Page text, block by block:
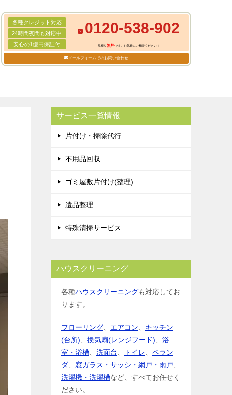
各種クレジット対応
24時間夜間も対応中
安心の1億円保証付
0120-538-902
見積り無料です。お気軽にご相談ください！
メールフォームでのお問い合わせ
サービス一覧情報
片付け・掃除代行
不用品回収
ゴミ屋敷片付け(整理)
遺品整理
特殊清掃サービス
ハウスクリーニング
各種ハウスクリーニングも対応してお
ります。
フローリング エアコン
キッチン
(台所)
換気扇(レンジフード)
浴
室・浴槽
洗面台 トイレ
ベラン
ダ
窓ガラス・サッシ・網戸・雨戸
洗濯機・洗濯槽など、すべてお任せく
ださい。